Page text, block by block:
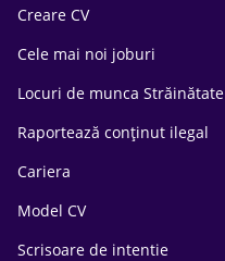
Creare CV
Cele mai noi joburi
Locuri de munca Străinătate
Raportează conținut ilegal
Cariera
Model CV
Scrisoare de intentie